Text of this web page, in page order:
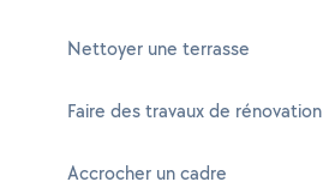
Nettoyer une terrasse
Faire des travaux de rénovation
Accrocher un cadre